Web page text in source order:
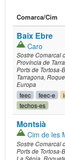
Comarca/Cim
Baix Ebre
Caro
Sostre Comarcal
Província de
Ports de Tortosa-
Tarragona
Europa
feec feec-e
techos-es
Montsià
Cim de les
Sostre Comarcal
Ports de Tortosa-